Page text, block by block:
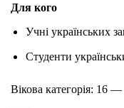
Для кого
Учні українських
Студенти
Вікова категорія: 16 —